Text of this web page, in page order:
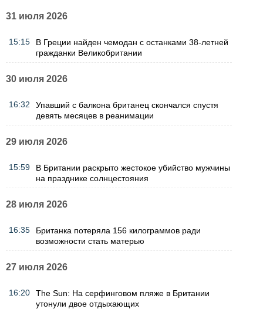
31 июля 2026
15:15
В Греции найден чемодан с останками 38-летней
гражданки Великобритании
30 июля 2026
16:32
Упавший с балкона британец скончался спустя
девять месяцев в реанимации
29 июля 2026
15:59
В Британии раскрыто жестокое убийство мужчины
на празднике солнцестояния
28 июля 2026
16:35
Британка потеряла 156 килограммов ради
возможности стать матерью
27 июля 2026
16:20
The Sun: На серфинговом пляже в Британии
утонули двое отдыхающих